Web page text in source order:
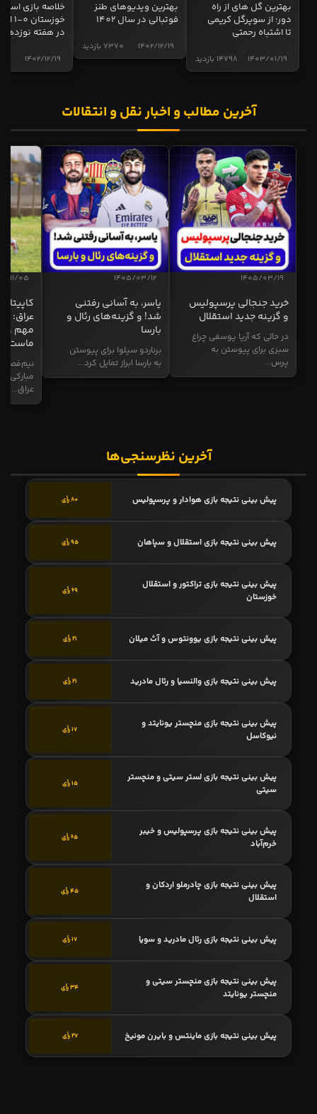
بهترین گل های از راه
دور؛ از سوپرگل کریمی
تا اشتباه رحمتی
14798 بازدید 1403/01/19
بهترین ویدیوهای طنز
فوتبالی در سال 1402
7370 بازدید 1402/12/19
خلاصه بازی
در هفته نوزدهم
1402/12/19
آخرین مطالب و اخبار نقل و انتقالات
1405/03/19
خرید جنجالی پرسپولیس
و گزینه جدید استقلال
در حالی که آریا یوسفی چراغ
سبزی برای پیوستن به
پرس...
1405/03/12
یاسر، به آسانی رفتنی
شد! و گزینه‌های رئال و
بارسا
برناردو سیلوا برای پیوستن
به بارسا ابراز تمایل کرد...
11/05
عراق:
مهم و
ماست
نیم‌فصل
مبارکی
عراق...
آخرین نظرسنجی‌ها
پیش بینی نتیجه بازی هوادار و پرسپولیس 80 رأی
پیش بینی نتیجه بازی استقلال و سپاهان 95 رأی
پیش بینی نتیجه بازی تراکتور و استقلال
خوزستان
69 رأی
پیش بینی نتیجه بازی یوونتوس و آث میلان 21 رأی
پیش بینی نتیجه بازی والنسیا و رئال مادرید 21 رأی
پیش بینی نتیجه بازی منچستر یونایتد و
نیوکاسل
17 رأی
پیش بینی نتیجه بازی لستر سیتی و منچستر
سیتی
15 رأی
پیش بینی نتیجه بازی پرسپولیس و خیبر
خرم‌آباد
65 رأی
پیش بینی نتیجه بازی چادرملو اردکان و
استقلال
45 رأی
پیش بینی نتیجه بازی رئال مادرید و سویا 17 رأی
پیش بینی نتیجه بازی منچستر سیتی و
منچستر یونایتد
34 رأی
پیش بینی نتیجه بازی ماینتس و بایرن مونیخ 27 رأی